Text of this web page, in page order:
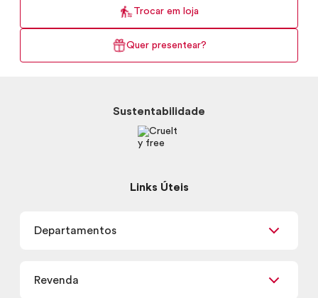
Trocar em loja
Quer presentear?
Sustentabilidade
Links Úteis
Departamentos
Skincare
Revenda